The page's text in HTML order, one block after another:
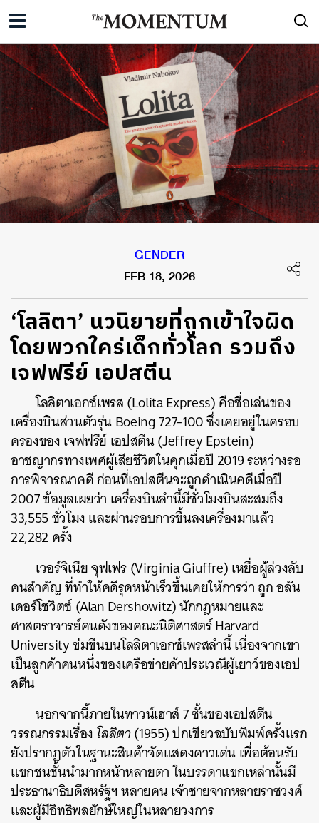
GENDER
FEB 18, 2026
‘โลลิตา’ นวนิยายที่ถูกเข้าใจผิด
โดยพวกใคร่เด็กทั่วโลก รวมถึง
เจฟฟรีย์ เอปสตีน
โลลิตาเอกซ์เพรส (Lolita Express) คือชื่อเล่นของ
เครื่องบินส่วนตัวรุ่น Boeing 727-100 ซึ่งเคยอยู่ในครอบ
ครองของ เจฟฟรีย์ เอปสตีน (Jeffrey Epstein)
อาชญากรทางเพศผู้เสียชีวิตในคุกเมื่อปี 2019 ระหว่างรอ
การพิจารณาคดี ก่อนที่เอปสตีนจะถูกดำเนินคดีเมื่อปี
2007 ข้อมูลเผยว่า เครื่องบินลำนี้มีชั่วโมงบินสะสมถึง
33,555 ชั่วโมง และผ่านรอบการขึ้นลงเครื่องมาแล้ว
22,282 ครั้ง
เวอร์จิเนีย จุฟเฟร (Virginia Giuffre) เหยื่อผู้ล่วงลับ
คนสำคัญ ที่ทำให้คดีรุดหน้าเร็วขึ้นเคยให้การว่า ถูก อลัน
เดอร์โชวิตซ์ (Alan Dershowitz) นักกฎหมายและ
ศาสตราจารย์คนดังของคณะนิติศาสตร์ Harvard
University ข่มขืนบนโลลิตาเอกซ์เพรสลำนี้ เนื่องจากเขา
เป็นลูกค้าคนหนึ่งของเครือข่ายค้าประเวณีผู้เยาว์ของเอป
สตีน
นอกจากนี้ภายในทาวน์เฮาส์ 7 ชั้นของเอปสตีน
วรรณกรรมเรื่องโลลิตา(1955) ปกเขียวฉบับพิมพ์ครั้งแรก
ยังปรากฏตัวในฐานะสินค้าจัดแสดงดาวเด่น เพื่อต้อนรับ
แขกชนชั้นนำมากหน้าหลายตา ในบรรดาแขกเหล่านั้นมี
ประธานาธิบดีสหรัฐฯ หลายคน เจ้าชายจากหลายราชวงศ์
และผู้มีอิทธิพลยักษ์ใหญ่ในหลายวงการ